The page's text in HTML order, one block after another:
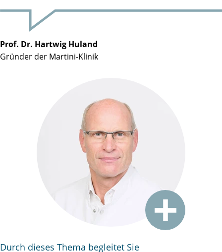
Prof. Dr. Hartwig Huland
Gründer der Martini-Klinik
Durch dieses Thema begleitet Sie